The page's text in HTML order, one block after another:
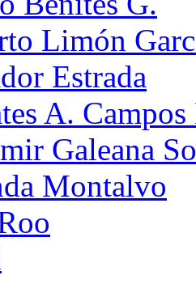
Limón
Estrada
A.
Galeana
Montalvo